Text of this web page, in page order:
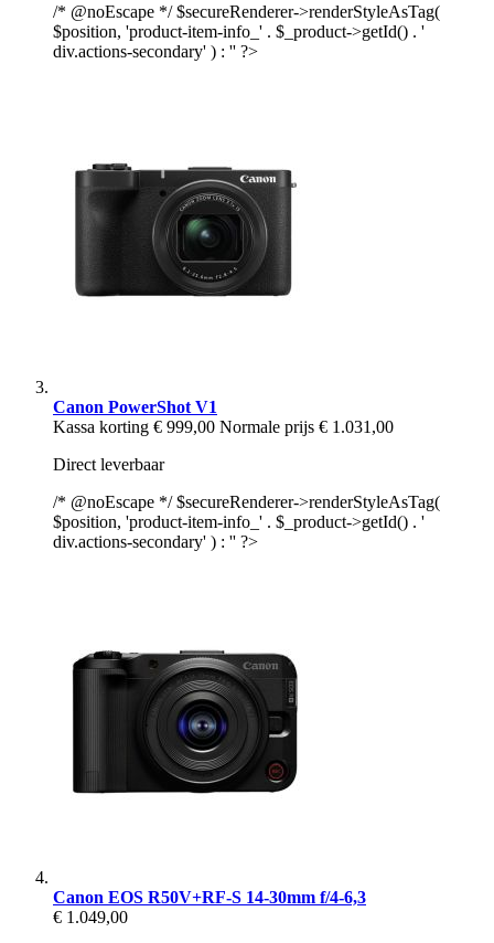
/* @noEscape */ $secureRenderer->renderStyleAsTag(
$position, 'product-item-info_' . $_product->getId() . '
div.actions-secondary' ) : '' ?>
Canon PowerShot V1
Kassa korting € 999,00 Normale prijs € 1.031,00
Direct leverbaar
/* @noEscape */ $secureRenderer->renderStyleAsTag(
$position, 'product-item-info_' . $_product->getId() . '
div.actions-secondary' ) : '' ?>
Canon EOS R50V+RF-S 14-30mm f/4-6,3
€ 1.049,00